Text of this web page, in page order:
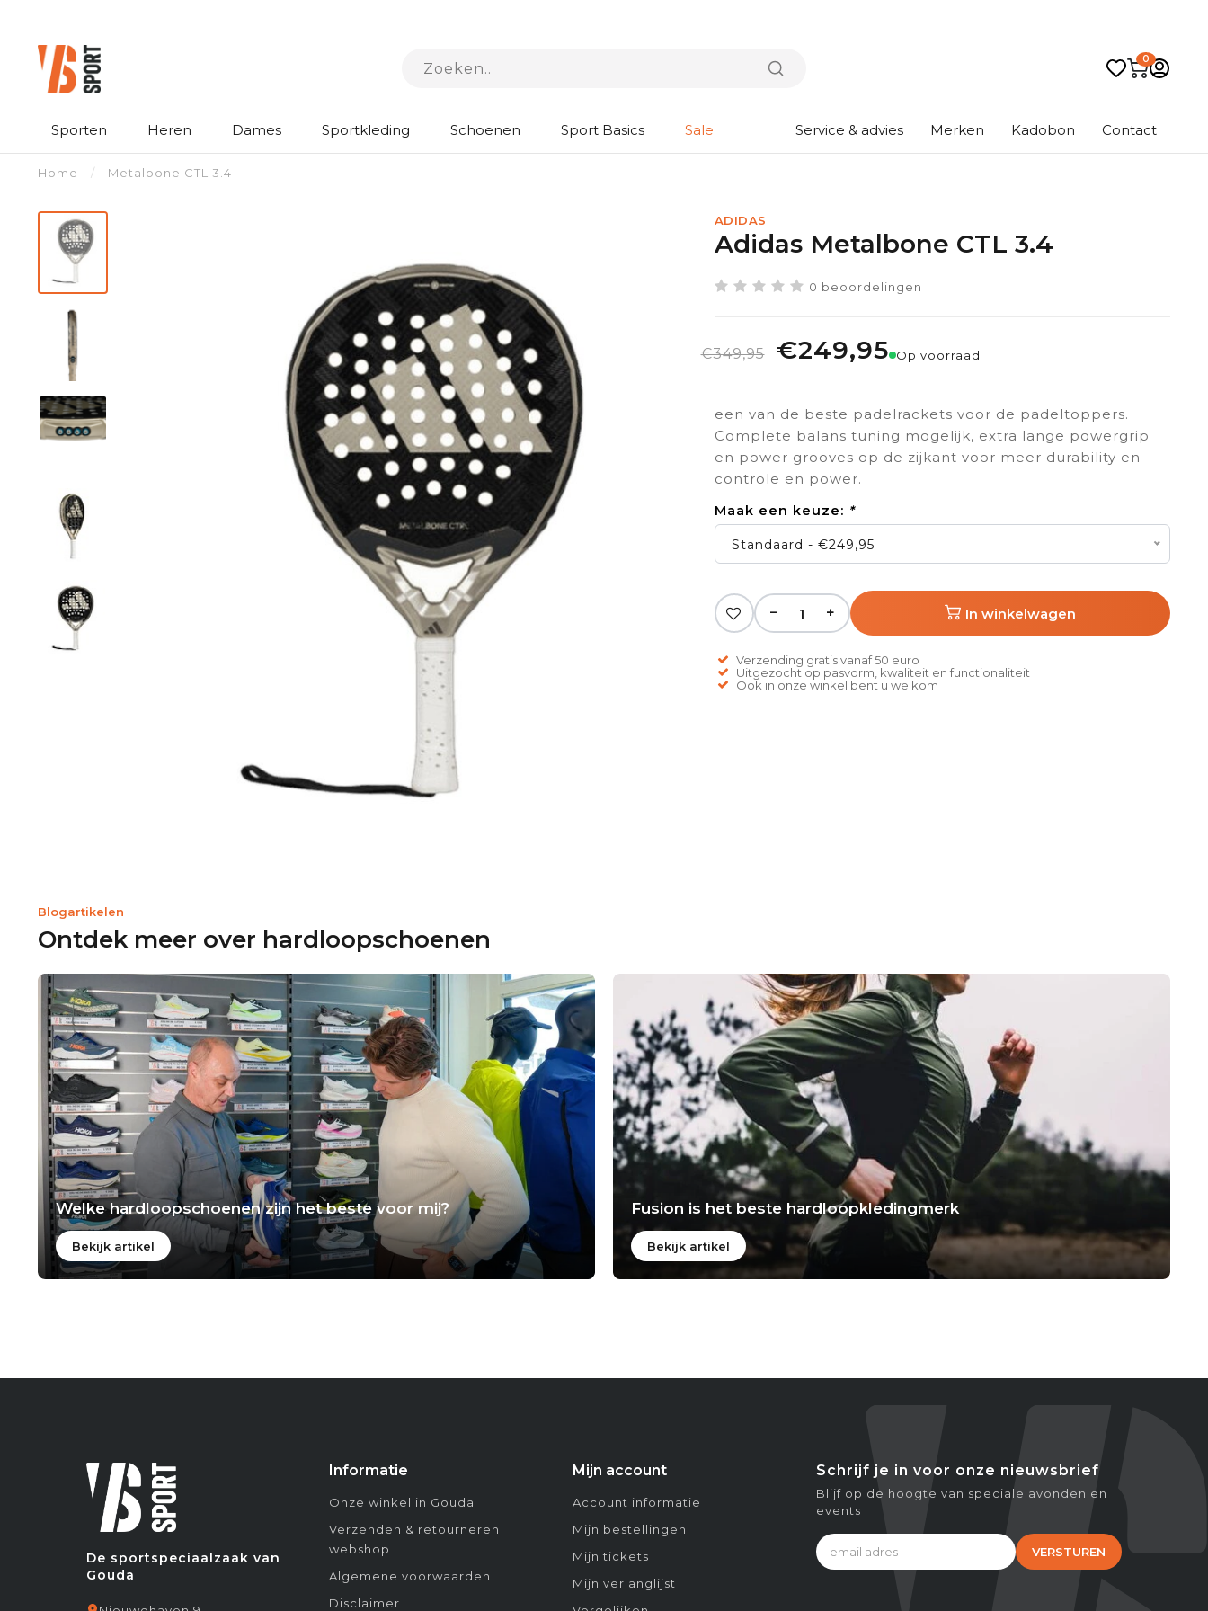
0
Sporten Heren Dames Sportkleding Schoenen Sport Basics Sale Service & advies Merken Kadobon Contact
Home / Metalbone CTL 3.4
ADIDAS
Adidas Metalbone CTL 3.4
0 beoordelingen
€349,95 €249,95 Op voorraad
een van de beste padelrackets voor de padeltoppers.
Complete balans tuning mogelijk, extra lange powergrip
en power grooves op de zijkant voor meer durability en
controle en power.
Maak een keuze: *
Standaard - €249,95
− + In winkelwagen
Verzending gratis vanaf 50 euro
Uitgezocht op pasvorm, kwaliteit en functionaliteit
Ook in onze winkel bent u welkom
Blogartikelen
Ontdek meer over hardloopschoenen
Welke hardloopschoenen zijn het beste voor mij?
Bekijk artikel
Fusion is het beste hardloopkledingmerk
Bekijk artikel
De sportspeciaalzaak van
Gouda
Informatie
Onze winkel in Gouda
Verzenden & retourneren
webshop
Algemene voorwaarden
Disclaimer
Mijn account
Account informatie
Mijn bestellingen
Mijn tickets
Mijn verlanglijst
Schrijf je in voor onze nieuwsbrief
Blijf op de hoogte van speciale avonden en
events
VERSTUREN